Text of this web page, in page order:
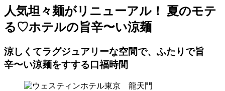
人気坦々麺がリニューアル！ 夏のモテ
る♡ホテルの旨辛〜い涼麺
涼しくてラグジュアリーな空間で、ふたりで旨
辛〜い涼麺をすする口福時間